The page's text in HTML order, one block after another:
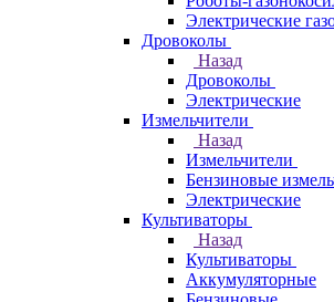
Электрические
Дровоколы
Назад
Дровоколы
Электрические
Измельчители
Назад
Измельчители
Бензиновые
Электрические
Культиваторы
Назад
Культиваторы
Аккумуляторные